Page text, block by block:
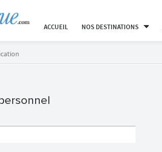
ACCUEIL NOS DESTINATIONS